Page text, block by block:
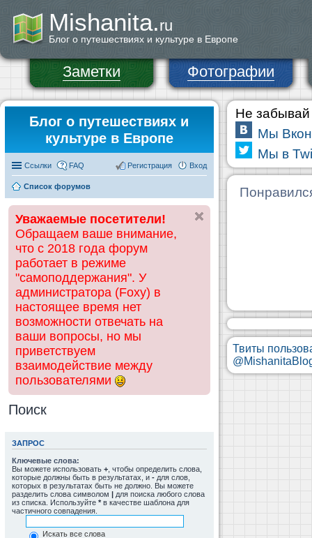
Mishanita.ru
Блог о путешествиях и культуре в Европе
Заметки Фотографии
Блог о путешествиях и
культуре в Европе
Ссылки FAQ Вход
Регистрация
Список форумов
Уважаемые посетители!
Обращаем ваше внимание,
что с 2018 года форум
работает в режиме
"самоподдержания". У
администратора (Foxy) в
настоящее время нет
возможности отвечать на
ваши вопросы, но мы
приветствуем
взаимодействие между
пользователями
Поиск
ЗАПРОС
Ключевые слова:
Вы можете использовать + , чтобы определить слова,
которые должны быть в результатах, и - для слов,
которых в результатах быть не должно. Вы можете
разделить слова символом | для поиска любого слова
из списка. Используйте * в качестве шаблона для
частичного совпадения.
Искать все слова
Не забывай
Мы
Мы в
Твиты